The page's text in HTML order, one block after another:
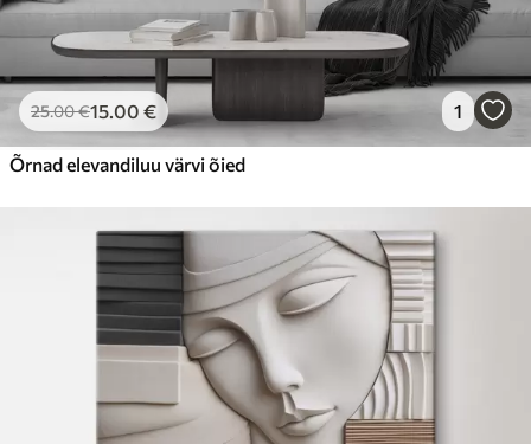
25.00€15.00 € 1
Õrnad elevandiluu värvi õied